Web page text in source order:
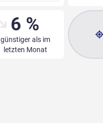
6 %
günstiger als im
letzten Monat